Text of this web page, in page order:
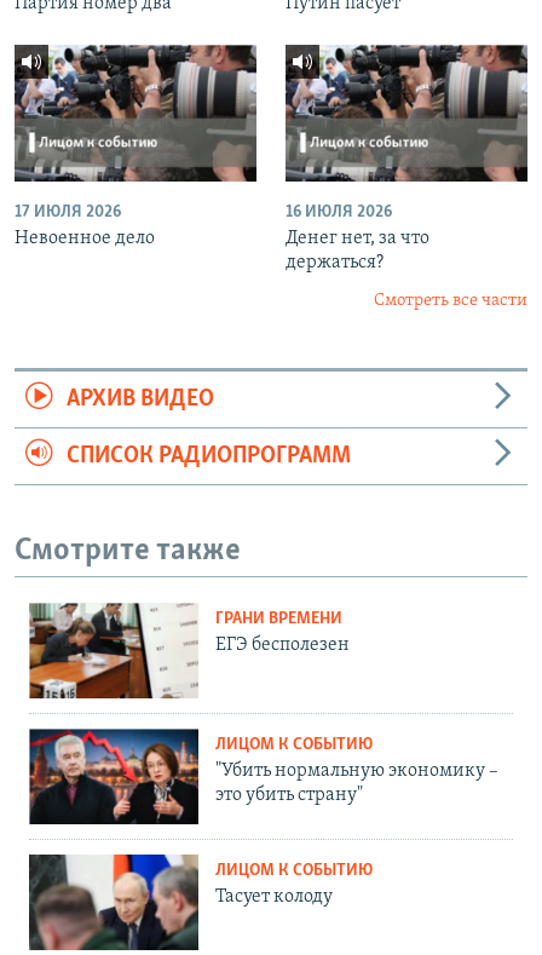
Партия номер два Путин пасует
17 ИЮЛЯ 2026
Невоенное дело
16 ИЮЛЯ 2026
Денег нет, за что
держаться?
Смотреть все части
АРХИВ ВИДЕО
СПИСОК РАДИОПРОГРАММ
Смотрите также
ГРАНИ ВРЕМЕНИ
ЕГЭ бесполезен
ЛИЦОМ К СОБЫТИЮ
"Убить нормальную экономику –
это убить страну"
ЛИЦОМ К СОБЫТИЮ
Тасует колоду